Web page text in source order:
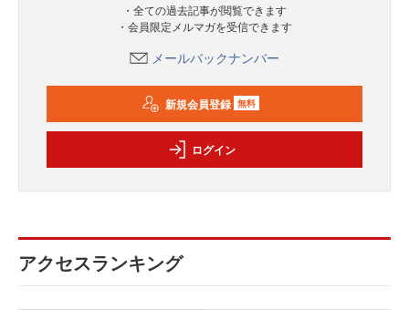
・全ての過去記事が閲覧できます
・会員限定メルマガを受信できます
メールバックナンバー
新規会員登録 無料
ログイン
アクセスランキング